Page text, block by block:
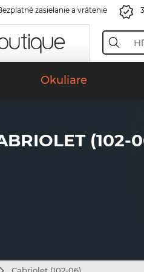
zasielanie a vrátenie
Okuliare
(102-